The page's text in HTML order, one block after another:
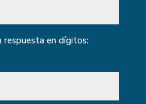
respuesta en dígitos: